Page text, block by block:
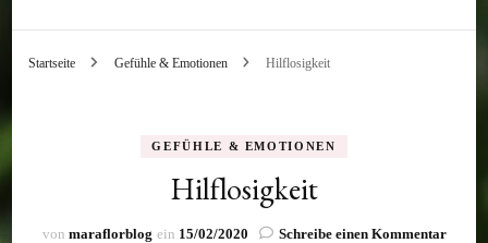
Startseite Gefühle & Emotionen Hilflosigkeit
GEFÜHLE & EMOTIONEN
Hilflosigkeit
von maraflorblog ein 15/02/2020 Schreibe einen Kommentarzu